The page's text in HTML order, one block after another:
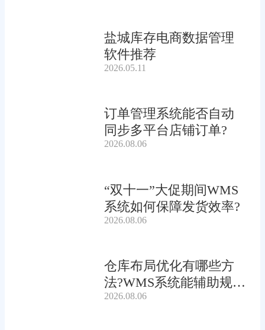
盐城库存电商数据管理
软件推荐
2026.05.11
订单管理系统能否自动
同步多平台店铺订单?
2026.08.06
“双十一”大促期间WMS
系统如何保障发货效率?
2026.08.06
仓库布局优化有哪些方
法?WMS系统能辅助规划
吗?
2026.08.06